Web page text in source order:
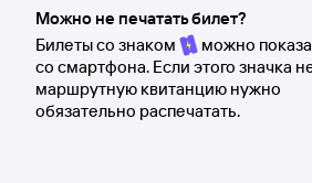
Можно не печатать билет?
Билеты со знаком
можно
со смартфона. Если этого значка
маршрутную квитанцию нужно
обязательно распечатать.